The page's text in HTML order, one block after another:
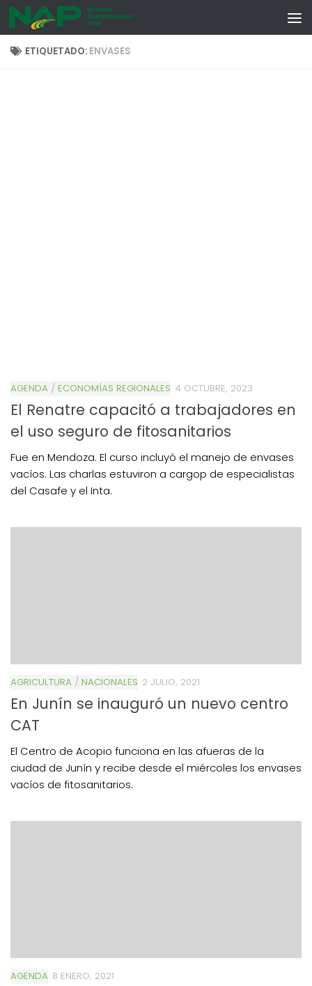
Skip to content
ETIQUETADO: ENVASES
AGENDA / ECONOMÍAS REGIONALES 4 OCTUBRE, 2023
El Renatre capacitó a trabajadores en
el uso seguro de fitosanitarios
Fue en Mendoza. El curso incluyó el manejo de envases
vacíos. Las charlas estuviron a cargop de especialistas
del Casafe y el Inta.
AGRICULTURA / NACIONALES 2 JULIO, 2021
En Junín se inauguró un nuevo centro
CAT
El Centro de Acopio funciona en las afueras de la
ciudad de Junín y recibe desde el miércoles los envases
vacíos de fitosanitarios.
AGENDA 8 ENERO, 2021